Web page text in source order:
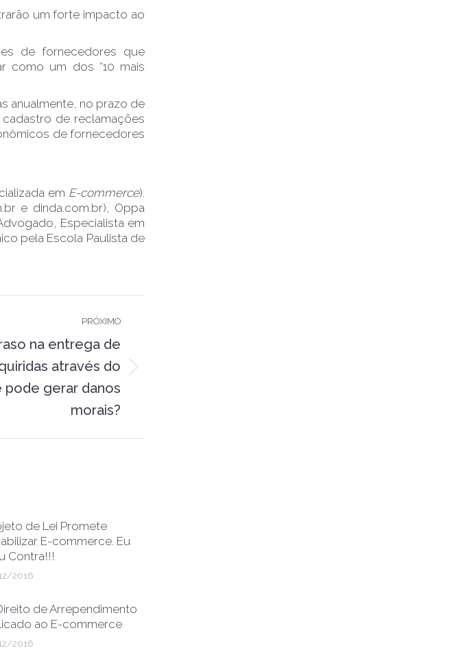
um forte impacto ao
de fornecedores que
como um dos “10 mais
anualmente, no prazo de
de reclamações
de fornecedores
em E-commerce).
e dinda.com.br), Oppa
Especialista em
pela Escola Paulista de
PRÓXIMO
na entrega de
através do
gerar danos
morais?
de Lei Promete
E-commerce. Eu
Contra!!!
2016
de Arrependimento
ao E-commerce
2016